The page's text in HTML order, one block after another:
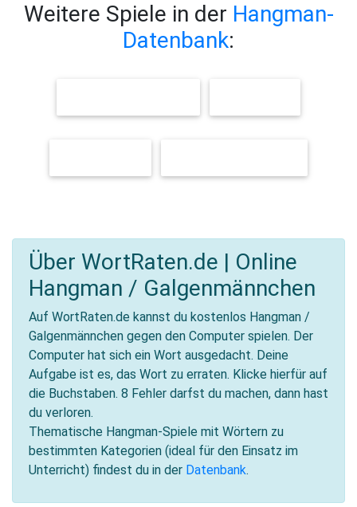
Weitere Spiele in der Hangman-
Datenbank:
Über WortRaten.de | Online
Hangman / Galgenmännchen
Auf WortRaten.de kannst du kostenlos Hangman /
Galgenmännchen gegen den Computer spielen. Der
Computer hat sich ein Wort ausgedacht. Deine
Aufgabe ist es, das Wort zu erraten. Klicke hierfür auf
die Buchstaben. 8 Fehler darfst du machen, dann hast
du verloren.
Thematische Hangman-Spiele mit Wörtern zu
bestimmten Kategorien (ideal für den Einsatz im
Unterricht) findest du in der Datenbank.